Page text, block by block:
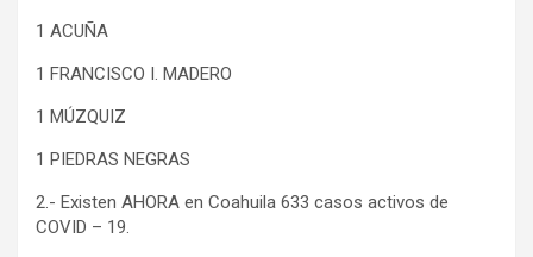
1 ACUÑA
1 FRANCISCO I. MADERO
1 MÚZQUIZ
1 PIEDRAS NEGRAS
2.- Existen AHORA en Coahuila 633 casos activos de
COVID – 19.